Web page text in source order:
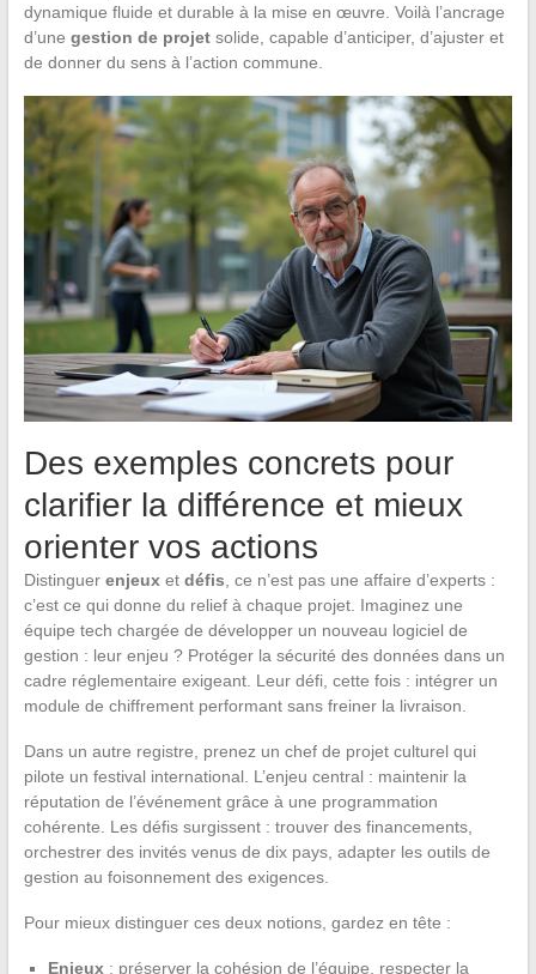
dynamique fluide et durable à la mise en œuvre. Voilà l’ancrage
d’une gestion de projetsolide, capable d’anticiper, d’ajuster et
de donner du sens à l’action commune.
Des exemples concrets pour
clarifier la différence et mieux
orienter vos actions
Distinguer enjeuxet défis , ce n’est pas une affaire d’experts :
c’est ce qui donne du relief à chaque projet. Imaginez une
équipe tech chargée de développer un nouveau logiciel de
gestion : leur enjeu ? Protéger la sécurité des données dans un
cadre réglementaire exigeant. Leur défi, cette fois : intégrer un
module de chiffrement performant sans freiner la livraison.
Dans un autre registre, prenez un chef de projet culturel qui
pilote un festival international. L’enjeu central : maintenir la
réputation de l’événement grâce à une programmation
cohérente. Les défis surgissent : trouver des financements,
orchestrer des invités venus de dix pays, adapter les outils de
gestion au foisonnement des exigences.
Pour mieux distinguer ces deux notions, gardez en tête :
Enjeux: préserver la cohésion de l’équipe, respecter la